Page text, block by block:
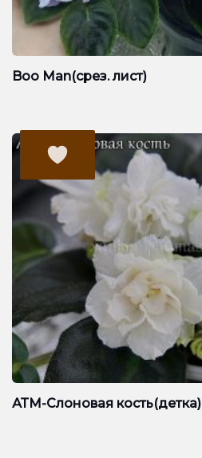
Boo Man(срез. лист)
АТМ-Слоновая кость(детка)